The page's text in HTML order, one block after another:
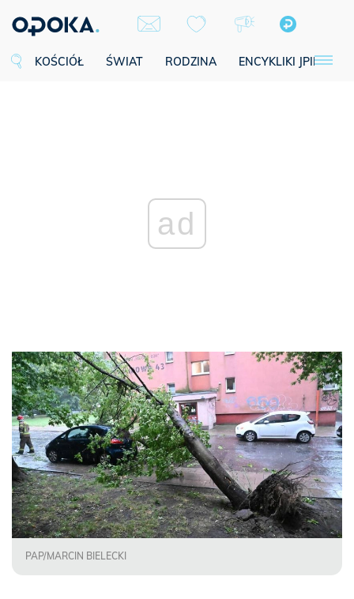
KOŚCIÓŁ ŚWIAT RODZINA ENCYKLIKI JPII
ad
PAP/MARCIN BIELECKI